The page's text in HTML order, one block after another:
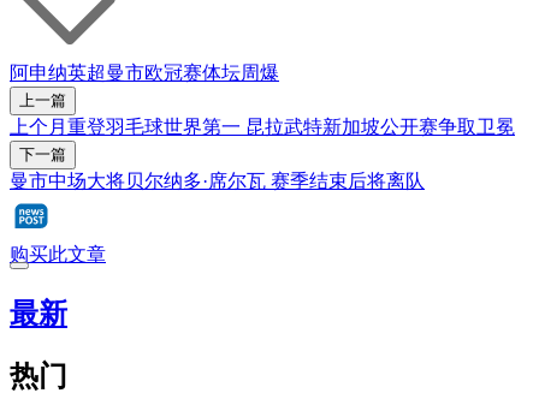
阿申纳英超曼市欧冠赛体坛周爆
上一篇
上个月重登羽毛球世界第一 昆拉武特新加坡公开赛争取卫冕
下一篇
曼市中场大将贝尔纳多·席尔瓦 赛季结束后将离队
购买此文章
最新
热门